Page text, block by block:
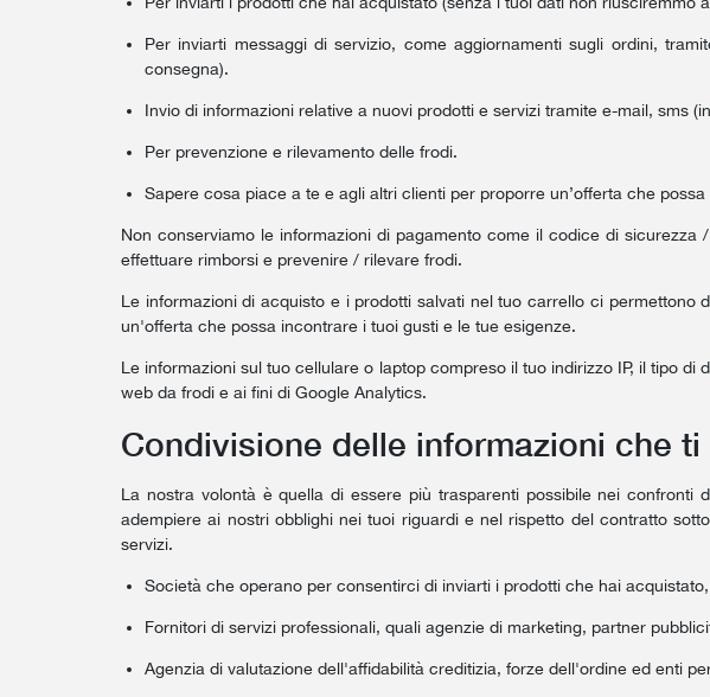
Per inviarti messaggi di servizio, come aggiornamenti sugli ordini,
consegna).
Invio di informazioni relative a nuovi prodotti e servizi tramite e-mail, sms
Per prevenzione e rilevamento delle frodi.
Sapere cosa piace a te e agli altri clienti per proporre un’offerta che
Non conserviamo le informazioni di pagamento come il codice di
effettuare rimborsi e prevenire / rilevare frodi.
Le informazioni di acquisto e i prodotti salvati nel tuo carrello ci
un'offerta che possa incontrare i tuoi gusti e le tue esigenze.
Le informazioni sul tuo cellulare o laptop compreso il tuo indirizzo IP, il tipo
web da frodi e ai fini di Google Analytics.
Condivisione delle informazioni che ti
La nostra volontà è quella di essere più trasparenti possibile nei
adempiere ai nostri obblighi nei tuoi riguardi e nel rispetto del contratto
servizi.
Società che operano per consentirci di inviarti i prodotti che hai
Fornitori di servizi professionali, quali agenzie di marketing, partner
Agenzia di valutazione dell'affidabilità creditizia, forze dell'ordine ed enti